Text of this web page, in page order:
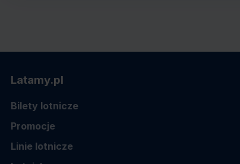
Latamy.pl
Bilety lotnicze
Promocje
Linie lotnicze